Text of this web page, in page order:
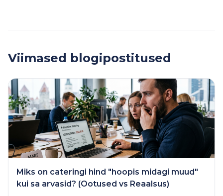
Viimased blogipostitused
Miks on cateringi hind "hoopis midagi muud"
kui sa arvasid? (Ootused vs Reaalsus)